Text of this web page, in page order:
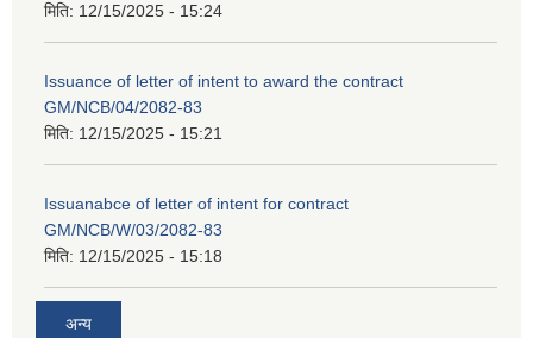
मिति: 12/15/2025 - 15:24
Issuance of letter of intent to award the contract
GM/NCB/04/2082-83
मिति: 12/15/2025 - 15:21
Issuanabce of letter of intent for contract
GM/NCB/W/03/2082-83
मिति: 12/15/2025 - 15:18
अन्य